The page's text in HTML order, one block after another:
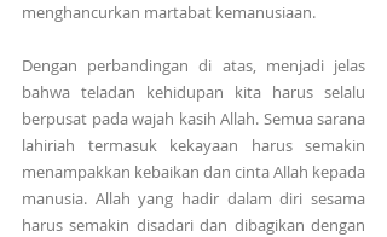
menghancurkan martabat kemanusiaan.
Dengan perbandingan di atas, menjadi jelas
bahwa teladan kehidupan kita harus selalu
berpusat pada wajah kasih Allah. Semua sarana
lahiriah termasuk kekayaan harus semakin
menampakkan kebaikan dan cinta Allah kepada
manusia. Allah yang hadir dalam diri sesama
harus semakin disadari dan dibagikan dengan